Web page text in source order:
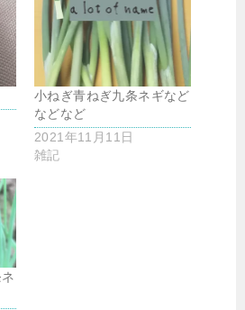
小ねぎ青ねぎ九条ネギなど
などなど
2021年11月11日
雑記